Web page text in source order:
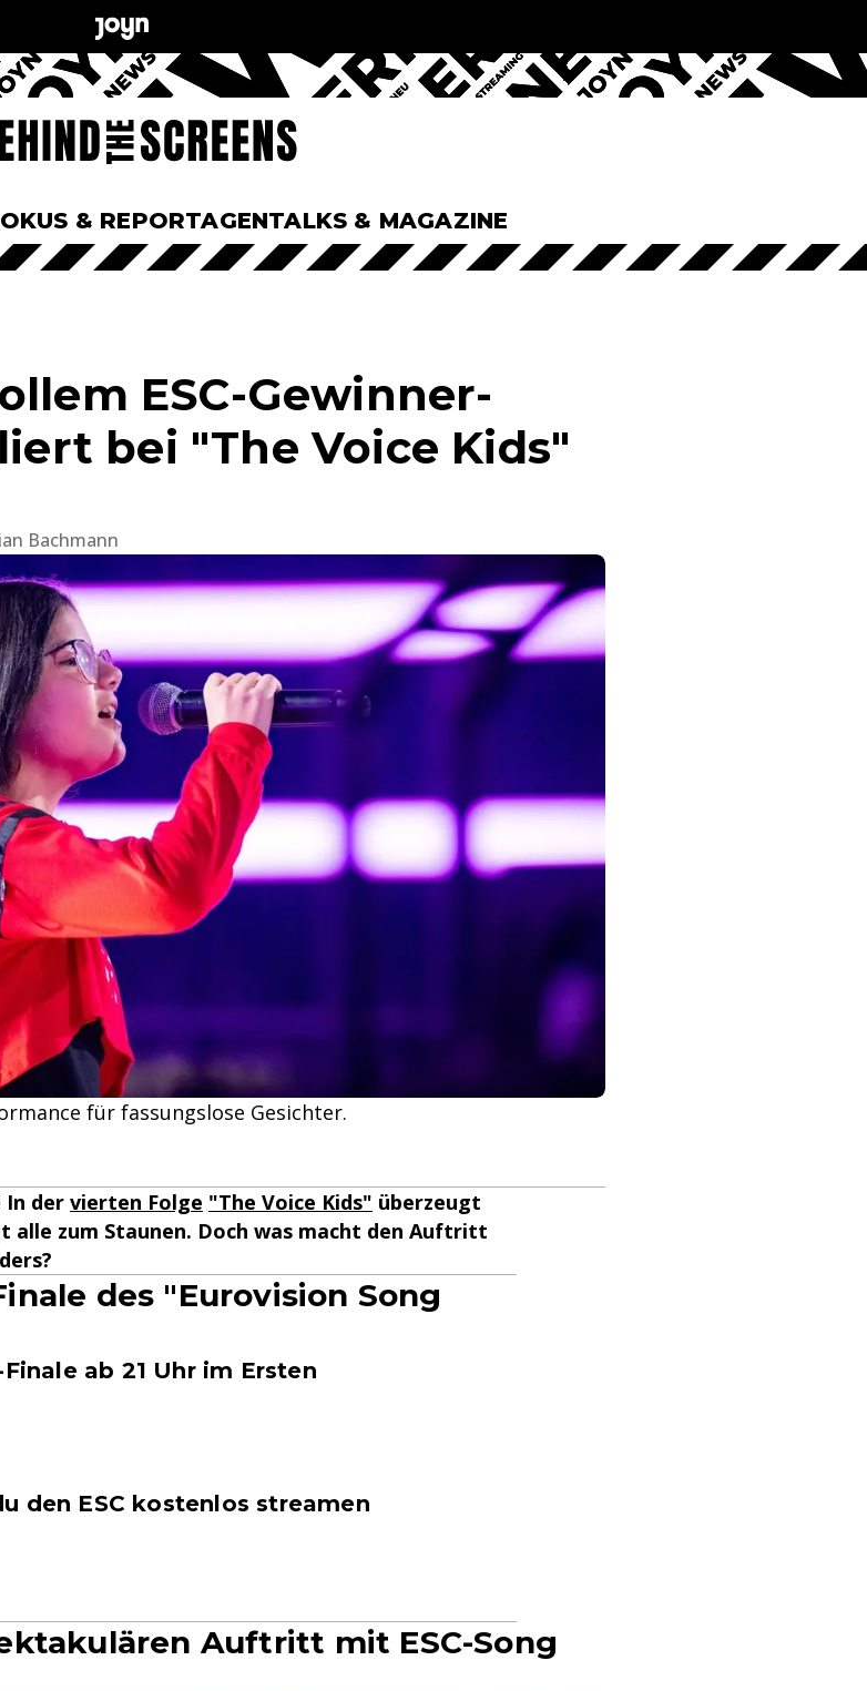
& REPORTAGENTALKS & MAGAZINE
ESC-Gewinner-
bei "The Voice Kids"
Bachmann
für fassungslose Gesichter.
In der vierten Folge "The Voice Kids" überzeugt
alle zum Staunen. Doch was macht den Auftritt
des "Eurovision Song
ab 21 Uhr im Ersten
den ESC kostenlos streamen
Auftritt mit ESC-Song